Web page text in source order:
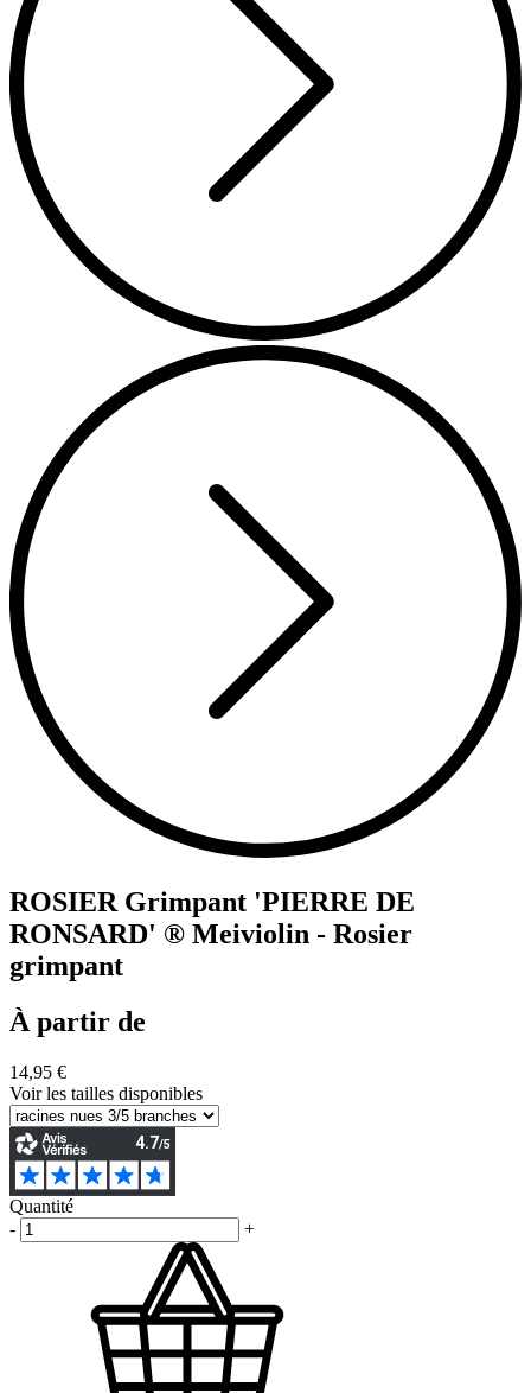
ROSIER Grimpant 'PIERRE DE
RONSARD' ® Meiviolin - Rosier
grimpant
À partir de
14,95 €
Voir les tailles disponibles
Quantité
-
+